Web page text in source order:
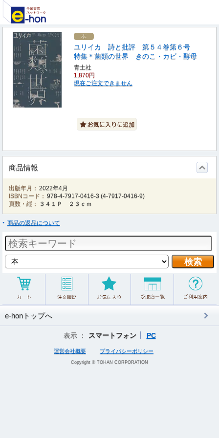
ユリイカ 詩と批評 第５４巻第６号
特集＊菌類の世界 きのこ・カビ・酵母
青土社
1,870円
現在ご注文できません
商品情報
出版年月： 2022年4月
ISBNコード： 978-4-7917-0416-3 (4-7917-0416-9)
頁数・縦：
３４１Ｐ ２３ｃｍ
商品の返品について
e-honトップへ
表示 ： スマートフォン PC
運営会社概要 プライバシーポリシー
Copyright © TOHAN CORPORATION